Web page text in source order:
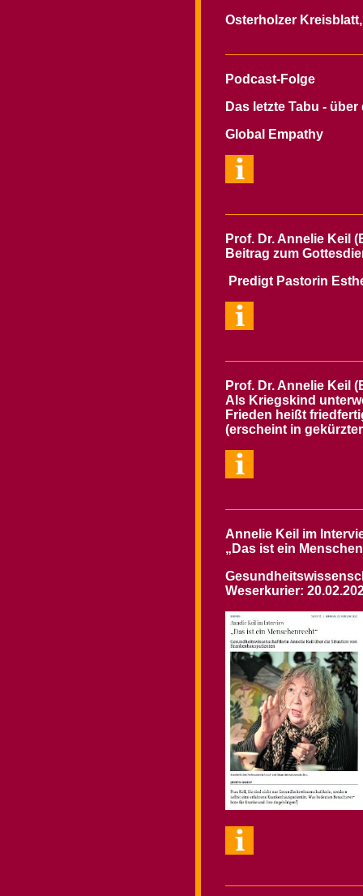
Osterholzer Kreisblatt,
Podcast-Folge
Das letzte Tabu -
Global Empathy
Prof. Dr. Annelie Keil
Beitrag zum
Predigt Pastorin
Prof. Dr. Annelie Keil
Als Kriegskind
Frieden heißt
(erscheint in
Annelie Keil im
„Das ist ein
Weserkurier: